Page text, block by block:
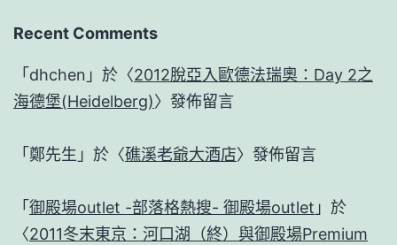
Recent Comments
「 dhchen 」於〈2012脫亞入歐德法瑞奧：Day 2之
海德堡(Heidelberg)〉發佈留言
「 鄭先生 」於〈礁溪老爺大酒店〉發佈留言
「 御殿場outlet -部落格熱搜- 御殿場outlet 」於
〈2011冬末東京：河口湖（終）與御殿場Premium